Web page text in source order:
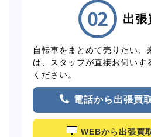
出張
自転車をまとめて売りたい、
は、スタッフが直接お伺いす
ください。
電話から出張買
WEBから出張買